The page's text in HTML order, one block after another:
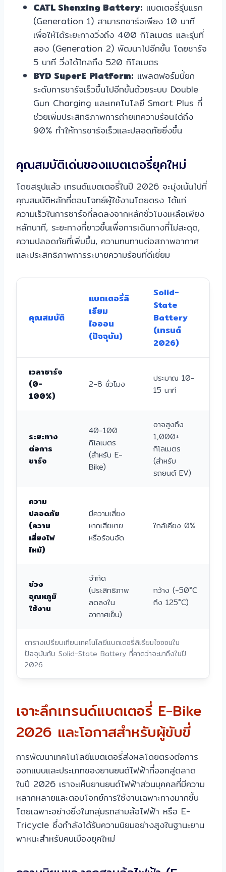
CATL Shenxing Battery: แบตเตอรี่รุ่นแรก
(Generation 1) สามารถชาร์จเพียง 10 นาที
เพื่อให้ได้ระยะทางวิ่งถึง 400 กิโลเมตร และรุ่นที่
สอง (Generation 2) พัฒนาไปอีกขั้น โดยชาร์จ
5 นาที วิ่งได้ไกลถึง 520 กิโลเมตร
BYD SuperE Platform: แพลตฟอร์มนี้ยก
ระดับการชาร์จเร็วขึ้นไปอีกขั้นด้วยระบบ Double
Gun Charging และเทคโนโลยี Smart Plus ที่
ช่วยเพิ่มประสิทธิภาพการถ่ายเทความร้อนได้ถึง
90% ทำให้การชาร์จเร็วและปลอดภัยยิ่งขึ้น
คุณสมบัติเด่นของแบตเตอรี่ยุคใหม่
โดยสรุปแล้ว เทรนด์แบตเตอรี่ในปี 2026 จะมุ่งเน้นไปที่
คุณสมบัติหลักที่ตอบโจทย์ผู้ใช้งานโดยตรง ได้แก่
ความเร็วในการชาร์จที่ลดลงจากหลักชั่วโมงเหลือเพียง
หลักนาที, ระยะทางที่ยาวขึ้นเพื่อการเดินทางที่ไม่สะดุด,
ความปลอดภัยที่เพิ่มขึ้น, ความทนทานต่อสภาพอากาศ
และประสิทธิภาพการระบายความร้อนที่ดีเยี่ยม
ตารางเปรียบเทียบเทคโนโลยีแบตเตอรี่ลิเธียมไอออนใน
ปัจจุบันกับ Solid-State Battery ที่คาดว่าจะมาถึงในปี
2026
คุณสมบัติ
แบตเตอรี่ลิ
เธียม
ไอออน
(ปัจจุบัน)
Solid-
State
Battery
(เทรนด์
2026)
เวลาชาร์จ
(0-
100%)
2-8 ชั่วโมง
ประมาณ 10-
15 นาที
ระยะทาง
ต่อการ
ชาร์จ
40-100
กิโลเมตร
(สำหรับ E-
Bike)
อาจสูงถึง
1,000+
กิโลเมตร
(สำหรับ
รถยนต์ EV)
ความ
ปลอดภัย
(ความ
เสี่ยงไฟ
ไหม้)
มีความเสี่ยง
หากเสียหาย
หรือร้อนจัด
ใกล้เคียง 0%
ช่วง
อุณหภูมิ
ใช้งาน
จำกัด
(ประสิทธิภาพ
ลดลงใน
อากาศเย็น)
กว้าง (-50°C
ถึง 125°C)
เจาะลึกเทรนด์แบตเตอรี่ E-Bike
2026 และโอกาสสำหรับผู้ขับขี่
การพัฒนาเทคโนโลยีแบตเตอรี่ส่งผลโดยตรงต่อการ
ออกแบบและประเภทของยานยนต์ไฟฟ้าที่ออกสู่ตลาด
ในปี 2026 เราจะเห็นยานยนต์ไฟฟ้าส่วนบุคคลที่มีความ
หลากหลายและตอบโจทย์การใช้งานเฉพาะทางมากขึ้น
โดยเฉพาะอย่างยิ่งในกลุ่มรถสามล้อไฟฟ้า หรือ E-
Tricycle ซึ่งกำลังได้รับความนิยมอย่างสูงในฐานะยาน
พาหนะสำหรับคนเมืองยุคใหม่